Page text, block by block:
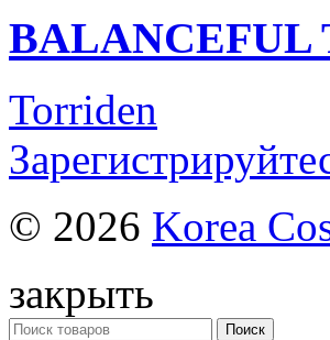
BALANCEFUL
Torriden
© 2026 Korea
закрыть
Поиск